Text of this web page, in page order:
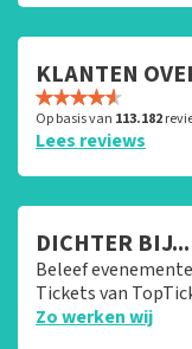
KLANTEN
Op basis van 113.182
Lees reviews
DICHTER
Beleef
Tickets van
Zo werken wij